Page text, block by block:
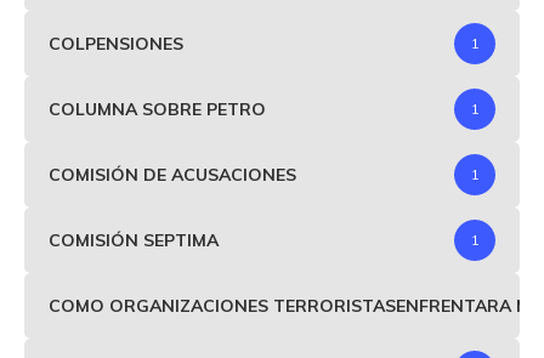
COLPENSIONES 1
COLUMNA SOBRE PETRO 1
COMISIÓN DE ACUSACIONES 1
COMISIÓN SEPTIMA 1
COMO ORGANIZACIONES TERRORISTASENFRENTARA